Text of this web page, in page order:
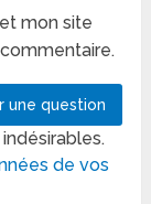
mon site
de vos